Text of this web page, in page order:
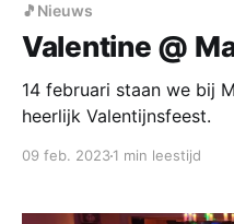
🎵Nieuws
Valentine @
14 februari staan we bij
heerlijk Valentijnsfeest.
09 feb. 20231 min leestijd